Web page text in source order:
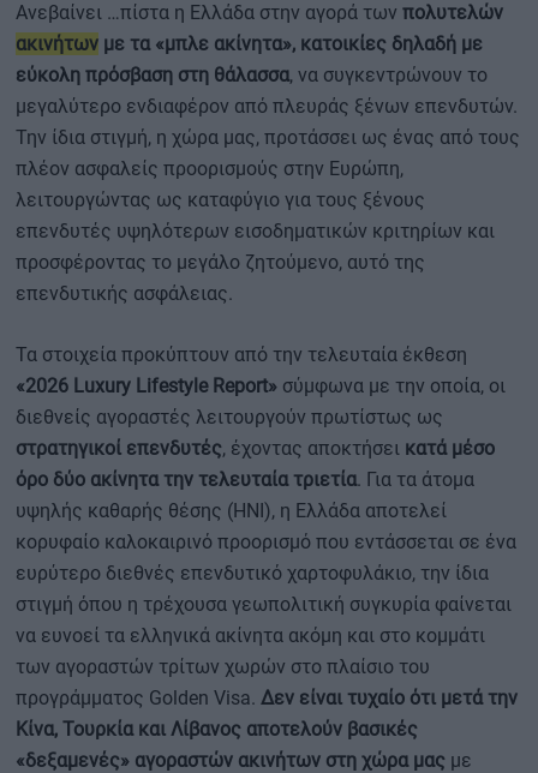
Ανεβαίνει …πίστα η Ελλάδα στην αγορά των πολυτελών
ακινήτων με τα «μπλε ακίνητα», κατοικίες δηλαδή με
εύκολη πρόσβαση στη θάλασσα, να συγκεντρώνουν το
μεγαλύτερο ενδιαφέρον από πλευράς ξένων επενδυτών.
Την ίδια στιγμή, η χώρα μας, προτάσσει ως ένας από τους
πλέον ασφαλείς προορισμούς στην Ευρώπη,
λειτουργώντας ως καταφύγιο για τους ξένους
επενδυτές υψηλότερων εισοδηματικών κριτηρίων και
προσφέροντας το μεγάλο ζητούμενο, αυτό της
επενδυτικής ασφάλειας.
Τα στοιχεία προκύπτουν από την τελευταία έκθεση
«2026 Luxury Lifestyle Report» σύμφωνα με την οποία, οι
διεθνείς αγοραστές λειτουργούν πρωτίστως ως
στρατηγικοί επενδυτές, έχοντας αποκτήσει κατά μέσο
όρο δύο ακίνητα την τελευταία τριετία. Για τα άτομα
υψηλής καθαρής θέσης (HNI), η Ελλάδα αποτελεί
κορυφαίο καλοκαιρινό προορισμό που εντάσσεται σε ένα
ευρύτερο διεθνές επενδυτικό χαρτοφυλάκιο, την ίδια
στιγμή όπου η τρέχουσα γεωπολιτική συγκυρία φαίνεται
να ευνοεί τα ελληνικά ακίνητα ακόμη και στο κομμάτι
των αγοραστών τρίτων χωρών στο πλαίσιο του
προγράμματος Golden Visa. Δεν είναι τυχαίο ότι μετά την
Κίνα, Τουρκία και Λίβανος αποτελούν βασικές
«δεξαμενές» αγοραστών ακινήτων στη χώρα μας με